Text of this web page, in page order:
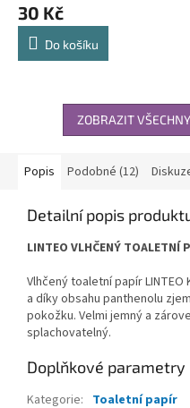
30 Kč
Do košíku
ZOBRAZIT
Popis Podobné (12)
Detailní popis
LINTEO VLHČENÝ TOALETNÍ
Vlhčený toaletní papír
a díky obsahu panthenolu
pokožku. Velmi jemný a
splachovatelný.
Doplňkové parametry
Kategorie: Toaletní papír